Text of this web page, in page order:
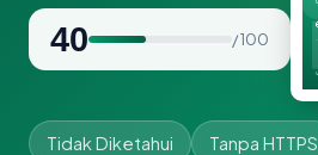
40 / 100
Tidak Diketahui Tanpa HTTPS